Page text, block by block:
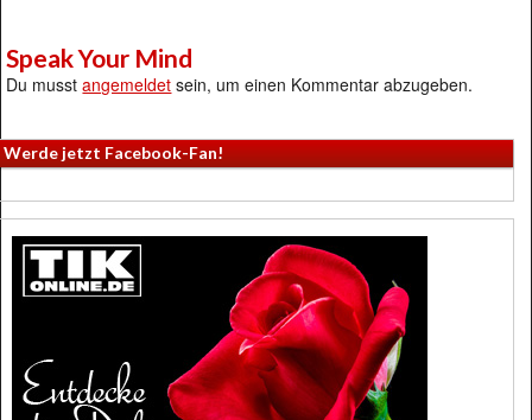
Speak Your Mind
Du musstangemeldet sein, um einen Kommentar abzugeben.
Werde jetzt Facebook-Fan!